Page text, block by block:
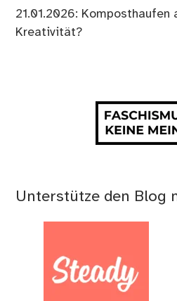
21.01.2026: Komposthaufen
Kreativität?
Unterstütze den Blog